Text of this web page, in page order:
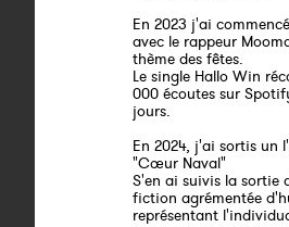
En 2023 j'ai
avec le rappeur
thème des fêtes.
Le single Hallo Win
000 écoutes sur
jours.
En 2024, j'ai sortis un
"Cœur Naval"
S'en ai suivis la sortie
fiction agrémentée
représentant